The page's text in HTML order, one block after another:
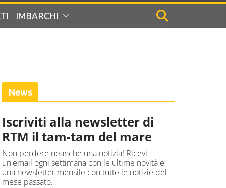
IMBARCHI
News
Iscriviti alla newsletter di
RTM il tam-tam del mare
Non perdere neanche una notizia! Ricevi
un'email ogni settimana con le ultime novità e
una newsletter mensile con tutte le notizie del
mese passato.